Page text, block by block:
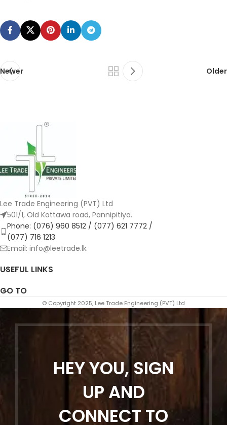
Newer Older
Lee Trade Engineering (PVT) Ltd
501/1, Old Kottawa road, Pannipitiya.
Phone: (076) 960 8512 / (077) 621 7772 /
(077) 716 1213
Email: info@leetrade.lk
USEFUL LINKS
GO TO
© Copyright 2025, Lee Trade Engineering (PVT) Ltd
HEY YOU, SIGN
UP AND
CONNECT TO